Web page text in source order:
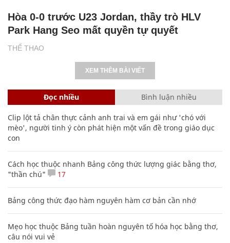
THỂ THAO
Hòa 0-0 trước U23 Jordan, thầy trò HLV
Park Hang Seo mất quyền tự quyết
XEM THÊM BÀI VIẾT
Đọc nhiều Bình luận nhiều
Clip lột tả chân thực cảnh anh trai và em gái như 'chó với
mèo', người tinh ý còn phát hiện một vấn đề trong giáo dục
con
Cách học thuộc nhanh Bảng công thức lượng giác bằng thơ,
"thần chú"
17
Bảng công thức đạo hàm nguyên hàm cơ bản cần nhớ
Mẹo học thuộc Bảng tuần hoàn nguyên tố hóa học bằng thơ,
câu nói vui vẻ